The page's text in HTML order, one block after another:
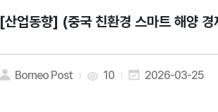
[산업동향] (중국 친환경 스마트 해
Borneo Post 10 2026-03-25